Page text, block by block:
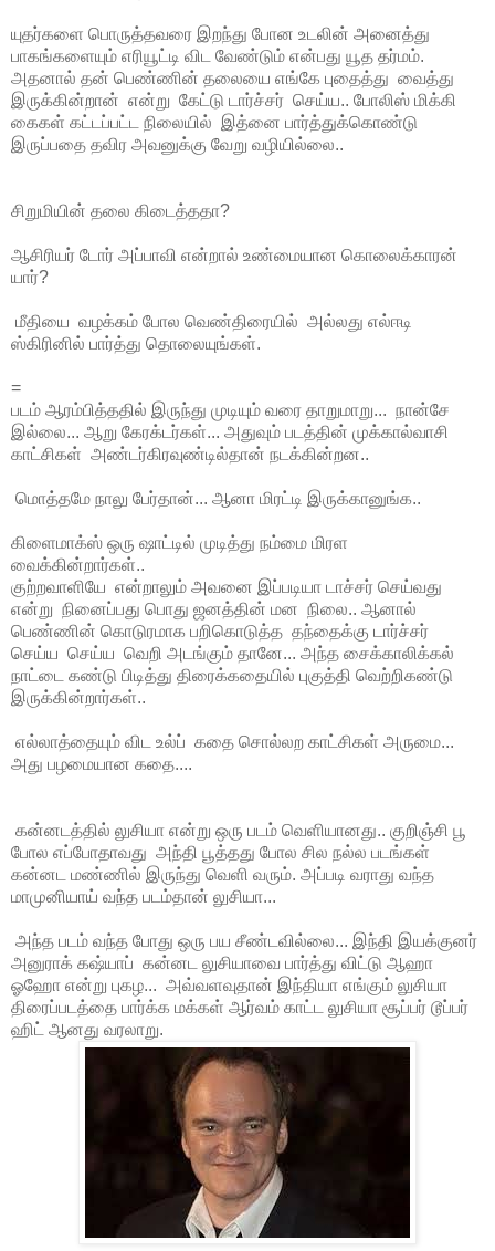
யுதர்களை பொருத்தவரை இறந்து போன உடலின் அனைத்து
பாகங்களையும் எரியூட்டி விட வேண்டும் என்பது யூத தர்மம்.
அதனால் தன் பெண்ணின் தலையை எங்கே புதைத்து வைத்து
இருக்கின்றான் என்று கேட்டு டார்ச்சர் செய்ய.. போலிஸ் மிக்கி
கைகள் கட்டப்பட்ட நிலையில் இத்னை பார்த்துக்கொண்டு
இருப்பதை தவிர அவனுக்கு வேறு வழியில்லை..
சிறுமியின் தலை கிடைத்ததா?
ஆசிரியர் டோர் அப்பாவி என்றால் உண்மையான கொலைக்காரன்
யார்?
மீதியை வழக்கம் போல வெண்திரையில் அல்லது எல்ஈடி
ஸ்கிரினில் பார்த்து தொலையுங்கள்.
=
படம் ஆரம்பித்ததில் இருந்து முடியும் வரை தாறுமாறு... நான்சே
இல்லை... ஆறு கேரக்டர்கள்... அதுவும் படத்தின் முக்கால்வாசி
காட்சிகள் அண்டர்கிரவுண்டில்தான் நடக்கின்றன..
மொத்தமே நாலு பேர்தான்... ஆனா மிரட்டி இருக்கானுங்க..
கிளைமாக்ஸ் ஒரு ஷாட்டில் முடித்து நம்மை மிரள
வைக்கின்றார்கள்..
குற்றவாளியே என்றாலும் அவனை இப்படியா டாச்சர் செய்வது
என்று நினைப்பது பொது ஜனத்தின் மன நிலை.. ஆனால்
பெண்ணின் கொடுரமாக பறிகொடுத்த தந்தைக்கு டார்ச்சர்
செய்ய செய்ய வெறி அடங்கும் தானே... அந்த சைக்காலிக்கல்
நாட்டை கண்டு பிடித்து திரைக்கதையில் புகுத்தி வெற்றிகண்டு
இருக்கின்றார்கள்..
எல்லாத்தையும் விட உல்ப் கதை சொல்லற காட்சிகள் அருமை...
அது பழமையான கதை....
கன்னடத்தில் லுசியா என்று ஒரு படம் வெளியானது.. குறிஞ்சி பூ
போல எப்போதாவது அந்தி பூத்தது போல சில நல்ல படங்கள்
கன்னட மண்ணில் இருந்து வெளி வரும். அப்படி வராது வந்த
மாமுனியாய் வந்த படம்தான் லுசியா...
அந்த படம் வந்த போது ஒரு பய சீண்டவில்லை... இந்தி இயக்குனர்
அனுராக் கஷ்யாப் கன்னட லுசியாவை பார்த்து விட்டு ஆஹா
ஓஹோ என்று புகழ... அவ்வளவுதான் இந்தியா எங்கும் லுசியா
திரைப்படத்தை பார்க்க மக்கள் ஆர்வம் காட்ட லுசியா சூப்பர் டூப்பர்
ஹிட் ஆனது வரலாறு.